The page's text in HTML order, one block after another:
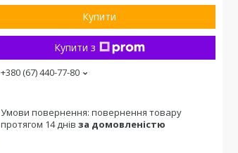
Купити
Купити з
+380 (67) 440-77-80
повернення товару
протягом 14 днів за домовленістю